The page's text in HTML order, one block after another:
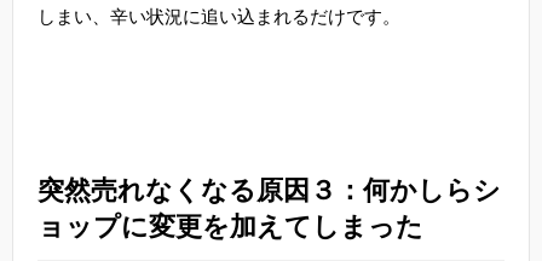
しまい、辛い状況に追い込まれるだけです。
突然売れなくなる原因３：何かしらシ
ョップに変更を加えてしまった